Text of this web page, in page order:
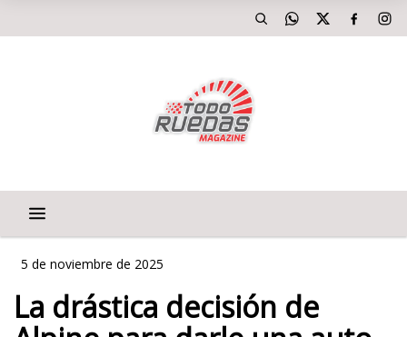
5 de noviembre de 2025
La drástica decisión de